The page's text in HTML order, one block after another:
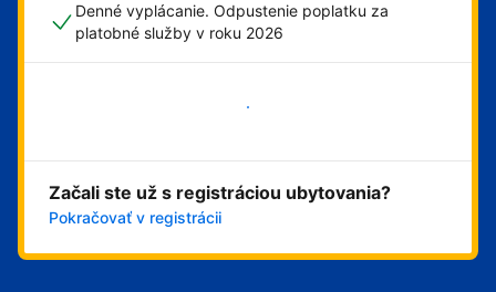
Denné vyplácanie. Odpustenie poplatku za
platobné služby v roku 2026
Začali ste už s registráciou ubytovania?
Pokračovať v registrácii